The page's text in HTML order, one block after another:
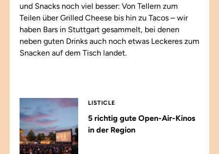
und Snacks noch viel besser: Von Tellern zum
Teilen über Grilled Cheese bis hin zu Tacos – wir
haben Bars in Stuttgart gesammelt, bei denen
neben guten Drinks auch noch etwas Leckeres zum
Snacken auf dem Tisch landet.
LISTICLE
5 richtig gute Open-Air-Kinos
in der Region